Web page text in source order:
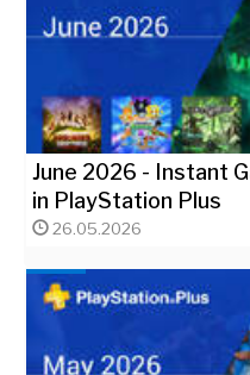
June 2026 - Instant
in PlayStation Plus
26.05.2026